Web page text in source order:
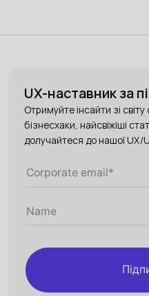
UX-наставник за
Отримуйте інсайти зі
бізнесхаки, найсвіжіші
долучайтеся до нашої UX/